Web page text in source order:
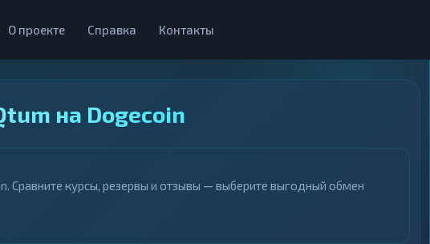
О проекте Справка Контакты
на Dogecoin
Сравните курсы, резервы и отзывы — выберите выгодный обмен